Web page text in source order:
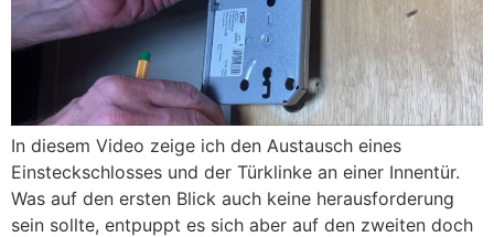
In diesem Video zeige ich den Austausch eines
Einsteckschlosses und der Türklinke an einer Innentür.
Was auf den ersten Blick auch keine herausforderung
sein sollte, entpuppt es sich aber auf den zweiten doch